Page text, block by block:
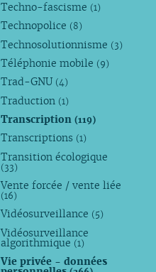
Techno-fascisme (1)
Technopolice (8)
Technosolutionnisme (3)
Téléphonie mobile (9)
Trad-GNU (4)
Traduction (1)
Transcription(119)
Transcriptions (1)
Transition écologique
(33)
Vente forcée / vente liée
(16)
Vidéosurveillance (5)
Vidéosurveillance
algorithmique (1)
Vie privée - données